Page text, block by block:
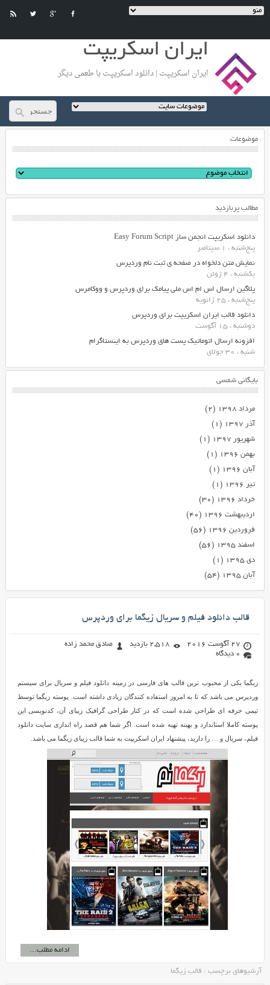
ایران اسکریپت
ایران اسکریپت | دانلود اسکریپت با طعمی دیگر
موضوعات
مطالب پربازدید
دانلود اسکریپت انجمن ساز Easy Forum Script
پنج‌شنبه ، 1 سپتامبر
نمایش متن دلخواه در صفحه ی ثبت نام وردپرس
یکشنبه ، 4 ژوئن
پلاگین ارسال اس ام اس ملی پیامک برای وردپرس و ووکامرس
پنج‌شنبه ، 25 ژانویه
دانلود قالب ایران اسکریپت برای وردپرس
دوشنبه ، 15 آگوست
افزونه ارسال اتوماتیک پست های وردپرس به اینستاگرام
شنبه ، 30 جولای
بایگانی شمسی
مرداد ۱۳۹۸
(۲)
آذر ۱۳۹۷
(۱)
شهریور ۱۳۹۷
(۱)
بهمن ۱۳۹۶
(۱)
آبان ۱۳۹۶
(۱)
تیر ۱۳۹۶
(۱)
خرداد ۱۳۹۶
(۳۰)
اردیبهشت ۱۳۹۶
(۴۰)
فروردین ۱۳۹۶
(۵۶)
اسفند ۱۳۹۵
(۵۶)
دی ۱۳۹۵
(۱)
آبان ۱۳۹۵
(۵۴)
قالب دانلود فیلم و سریال زیگما برای وردپرس
27 آگوست 2016 2,518 بازدید
صادق محمد زاده
0 دیدگاه
زیگما یکی از محبوب ترین قالب های فارسی در زمینه دانلود فیلم و سریال برای سیستم
وردپرس می باشد که تا به امروز استفاده کنندگان زیادی داشته است. پوسته زیگما توسط
تیمی حرفه ای طراحی شده است که در کنار طراحی گرافیک زیبای آن، کدنویسی این
پوسته کاملا استاندارد و بهینه تهیه شده است. اگر شما هم قصد راه اندازی سایت دانلود
فیلم، سریال و … را دارید، پیشنهاد ایران اسکریپت به شما قالب زیبای زیگما می باشد.
ادامه مطلب...
آرشیوهای برچسب : قالب زیگما